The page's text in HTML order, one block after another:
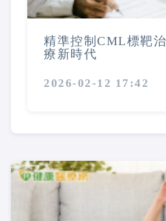
精準控制CML標靶
療新時代
2026-02-12 17:42